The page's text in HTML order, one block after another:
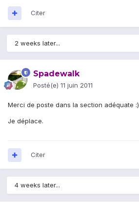
Citer
2 weeks later...
Spadewalk
Posté(e) 11 juin 2011
Merci de poste dans la section adéquate :)
Je déplace.
Citer
4 weeks later...